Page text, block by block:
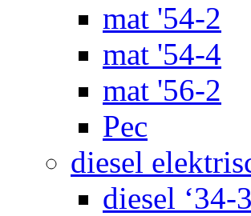
mat '54-2
mat '54-4
mat '56-2
Pec
diesel
diesel ‘34-3